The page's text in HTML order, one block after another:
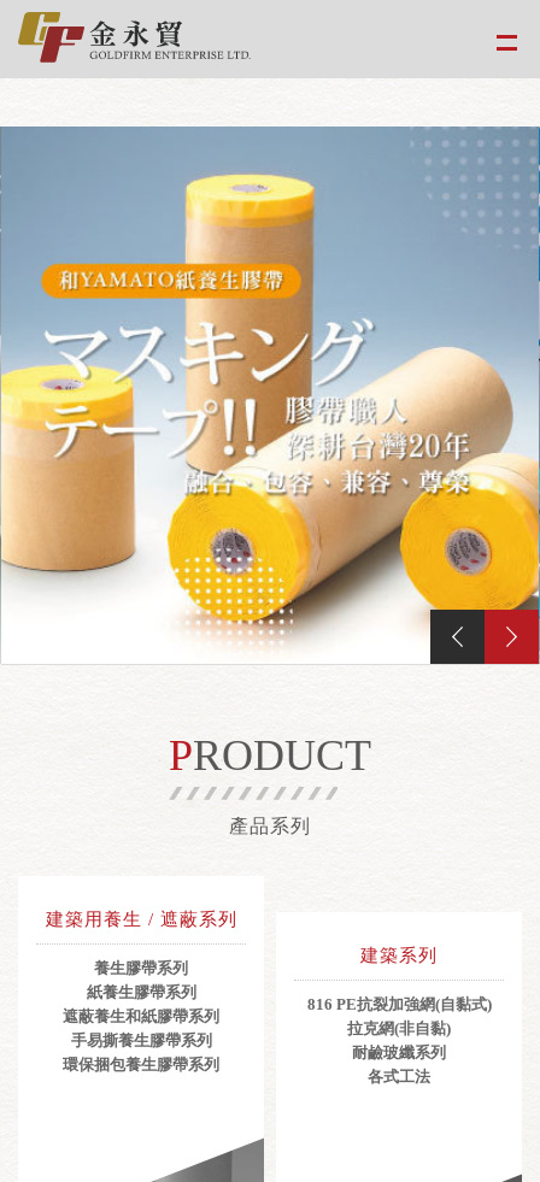
google-site-
verification=EvPoimA01gXxwXCpdefUUxzfHUTmBpMCMS46hwWJ2Xo
PRODUCT
產品系列
建築用養生 / 遮蔽系列
養生膠帶系列
紙養生膠帶系列
遮蔽養生和紙膠帶系列
手易撕養生膠帶系列
環保捆包養生膠帶系列
建築系列
816 PE抗裂加強網(自黏式)
拉克網(非自黏)
耐鹼玻纖系列
各式工法